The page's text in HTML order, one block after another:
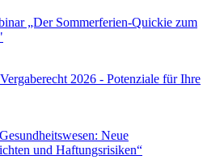
„Der Sommerferien-Quickie zum
2026 - Potenziale für Ihre
Neue
und Haftungsrisiken“